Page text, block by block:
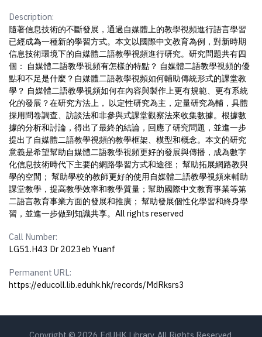
Description:
隨著信息技術的不斷發展，通過自媒體上的教學視頻進行語言學習
已經成為一種新的學習方式。本文以國際中文教育為例，對新時期
信息技術環境下的自媒體二語教學視頻進行研究。研究問題共有四
個： 自媒體二語教學視頻有怎樣的特點？ 自媒體二語教學視頻的優
點和不足是什麼？自媒體二語教學視頻如何輔助傳統形式的課堂教
學？ 自媒體二語教學視頻如何在內容與製作上更有規範、更有系統
化的發展？在研究方法上， 以定性研究為主，定量研究為輔，具體
採用問卷調查、訪談法和非參與式課堂觀察法來收集數據。根據數
據的分析和討論，得出了最終的結論，回應了研究問題，並進一步
提出了自媒體二語教學視頻的教學框架、模型和概念。本文的研究
意義是希望幫助自媒體二語教學視頻更好的發展與傳播，成為數字
化信息技術時代下主要的網路學習方式和途徑； 幫助拓展網路教與
學的空間； 幫助學校的教師更好的使用自媒體二語教學視頻來輔助
課堂教學，提高教學效率和教學質量；幫助國際中文教育事業等第
二語言教育事業方面的發展和推廣； 幫助發展個性化學習和終身學
習，並進一步做到知識共享。All rights reserved
Call Number:
LG51.H43 Dr 2023eb Yuanf
Permanent URL:
https://educoll.lib.eduhk.hk/records/MdRksrs3